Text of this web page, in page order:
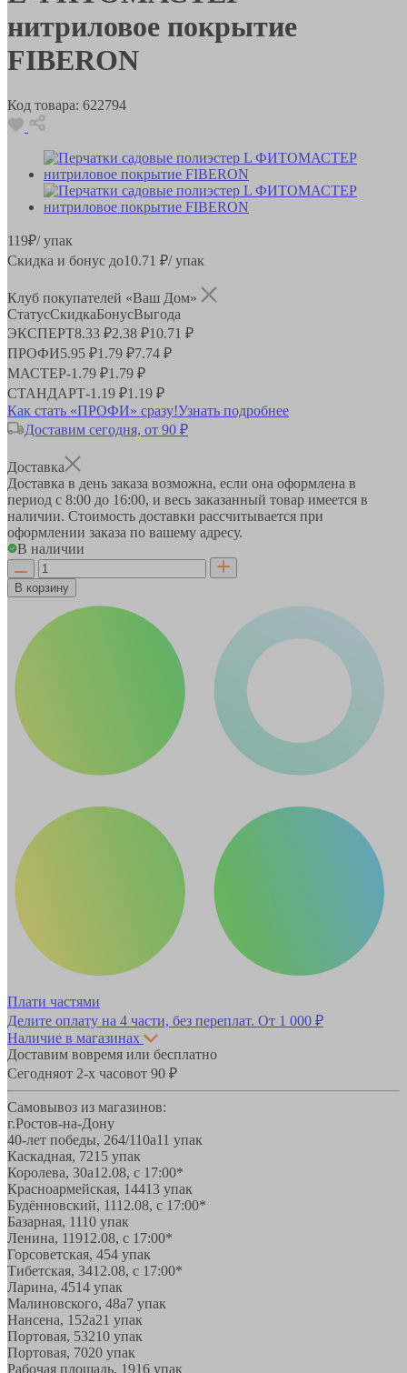
нитриловое покрытие
FIBERON
Код товара: 622794
119₽/ упак
Скидка и бонус до10.71 ₽/ упак
Клуб покупателей «Ваш Дом»
СтатусСкидкаБонусВыгода
ЭКСПЕРТ8.33 ₽2.38 ₽10.71 ₽
ПРОФИ5.95 ₽1.79 ₽7.74 ₽
МАСТЕР-1.79 ₽1.79 ₽
СТАНДАРТ-1.19 ₽1.19 ₽
Как стать «ПРОФИ» сразу!Узнать подробнее
Доставим сегодня, от 90 ₽
Доставка
Доставка в день заказа возможна, если она оформлена в
период с 8:00 до 16:00, и весь заказанный товар имеется в
наличии. Стоимость доставки рассчитывается при
оформлении заказа по вашему адресу.
В наличии
В корзину
Плати частями
Делите оплату на 4 части, без переплат. От 1 000 ₽
Наличие в магазинах
Доставим вовремя или бесплатно
Сегодняот 2-х часовот 90 ₽
Самовывоз из магазинов:
г.Ростов-на-Дону
40-лет победы, 264/110а11 упак
Каскадная, 7215 упак
Королева, 30а12.08, с 17:00*
Красноармейская, 14413 упак
Будённовский, 1112.08, с 17:00*
Базарная, 1110 упак
Ленина, 11912.08, с 17:00*
Горсоветская, 454 упак
Тибетская, 3412.08, с 17:00*
Ларина, 4514 упак
Малиновского, 48а7 упак
Нансена, 152а21 упак
Портовая, 53210 упак
Портовая, 7020 упак
Рабочая площадь, 1916 упак